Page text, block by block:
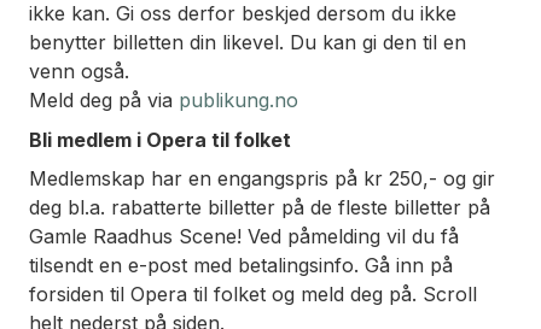
ikke kan. Gi oss derfor beskjed dersom du ikke
benytter billetten din likevel. Du kan gi den til en
venn også.
Meld deg på via publikung.no
Bli medlem i Opera til folket
Medlemskap har en engangspris på kr 250,- og gir
deg bl.a. rabatterte billetter på de fleste billetter på
Gamle Raadhus Scene! Ved påmelding vil du få
tilsendt en e-post med betalingsinfo. Gå inn på
forsiden til Opera til folket og meld deg på. Scroll
helt nederst på siden.